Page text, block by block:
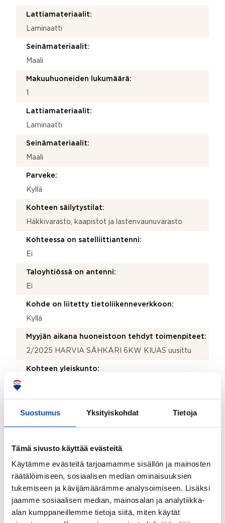
Suostumus Yksityiskohdat Tietoja
Tämä sivusto käyttää evästeitä
Käytämme evästeitä tarjoamamme sisällön ja mainosten
räätälöimiseen, sosiaalisen median ominaisuuksien
tukemiseen ja kävijämäärämme analysoimiseen. Lisäksi
jaamme sosiaalisen median, mainosalan ja analytiikka-
alan kumppaneillemme tietoja siitä, miten käytät
Lattiamateriaalit:
Laminaatti
Seinämateriaalit:
Maali
Makuuhuoneiden lukumäärä:
Lattiamateriaalit:
Laminaatti
Seinämateriaalit:
Maali
Parveke:
Kyllä
Kohteen säilytystilat:
Häkkivarasto, kaapistot ja lastenvaunuvarasto
Kohteessa on satelliittiantenni:
Ei
Taloyhtiössä on antenni:
Ei
Kohde on liitetty tietoliikenneverkkoon:
Kyllä
Myyjän aikana huoneistoon tehdyt toimenpiteet:
2/2025 HARVIA SÄHKÄRI 6KW KIUAS uusittu
Kohteen yleiskunto:
Kohde myydään kalustettuna:
Ei
Taloyhtiö
Taloyhtiön nimi:
Taloyhtiön Y-tunnus:
2070384-6